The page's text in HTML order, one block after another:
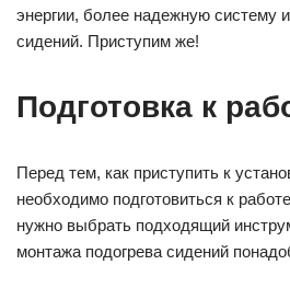
энергии, более надежную систему
сидений. Приступим же!
Подготовка к
Перед тем, как приступить к
необходимо подготовиться к
нужно выбрать подходящий
монтажа подогрева сидений